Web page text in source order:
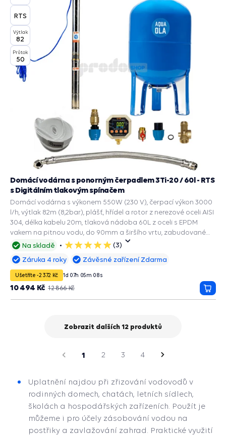
RTS
Výtlak
82
Průtok
50
Na skladě
5
hvězdiček
(3)
Domácí vodárna s ponorným čerpadlem 3Ti-20 / 60l - RTS
s Digitálním tlakovým spínačem
Domácí vodárna s výkonem 550W (230 V), čerpací výkon 3000
l/h, výtlak 82m (8,2bar), plášť, hřídel a rotor z nerezové oceli AISI
304, délka kabelu 20m, tlaková nádoba 60L z oceli s EPDM
vakem na pitnou vodu, do 90mm a širšího vrtu, zabudované
příslušenství a ochranné funkce: PRESS CONTROL na čerpadla,
sucho, Ochrana proti přetížení, Ochrana proti vodnímu rázu.
Záruka 4 roky Závěsné zařízení Zdarma
Ušetříte -2 372 Kč 1d 07h 05m 07s
12 866 Kč
10 494 Kč
do
Zobrazit dalších 12 produktů
1 2 3 4
Následující
Uplatnění najdou při zřizování vodovodů v
rodinných domech, chatách, letních sídlech,
školách a hospodářských zařízeních. Použít je
můžeme i pro účely zásobování vodou na
postřiky a zavlažování zahrad. Praktické využití